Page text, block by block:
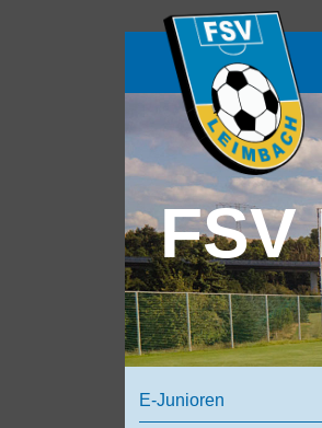
FSV
E-Junioren